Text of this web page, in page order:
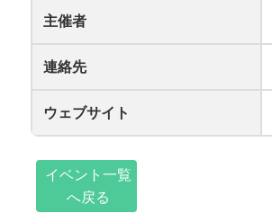
主催者
連絡先
ウェブサイト
イベント一覧
へ戻る